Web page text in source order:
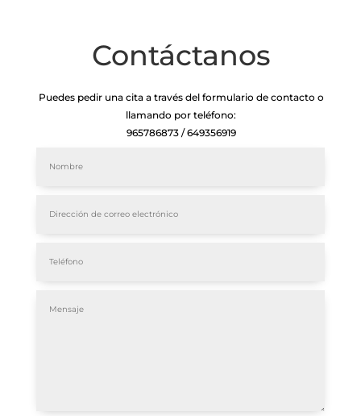
Contáctanos
Puedes pedir una cita a través del formulario de contacto o
llamando por teléfono:
965786873 / 649356919